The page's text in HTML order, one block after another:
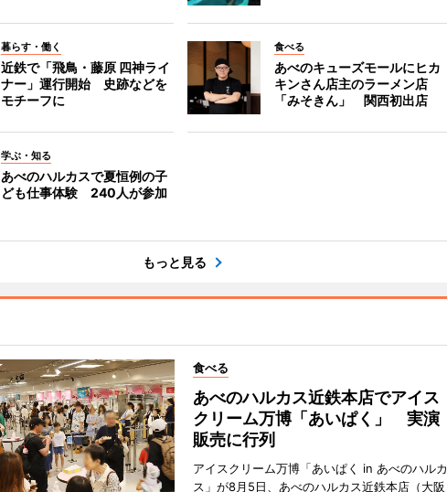
暮らす・働く
近鉄で「飛鳥・藤原 四神ライ
ナー」運行開始 史跡などを
モチーフに
食べる
あべのキューズモールにヒカ
キンさん店主のラーメン店
「みそきん」 関西初出店
学ぶ・知る
あべのハルカスで夏恒例の子
ども仕事体験 240人が参加
もっと見る
食べる
あべのハルカス近鉄本店でアイス
クリーム万博「あいぱく」 実演
販売に行列
アイスクリーム万博「あいぱく in あべのハルカ
ス」が8月5日、あべのハルカス近鉄本店（大阪